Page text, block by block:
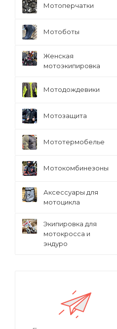
Мотоперчатки
Мотоботы
Женская
мотоэкипировка
Мотодождевики
Мотозащита
Мототермобелье
Мотокомбинезоны
Аксессуары для
мотоцикла
Экипировка для
мотокросса и
эндуро